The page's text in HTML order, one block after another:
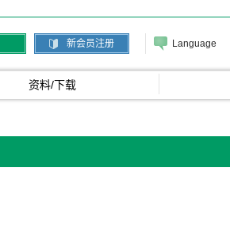
新会员注册 Language
资料/下载